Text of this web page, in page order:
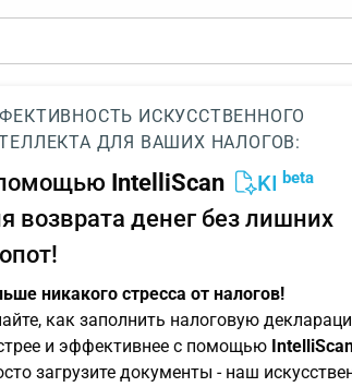
ИСКУССТВЕННОГО
ДЛЯ ВАШИХ НАЛОГОВ:
IntelliScan KI beta
возврата денег без лишних
никакого стресса от налогов!
как заполнить налоговую
и эффективнее с помощью
загрузите документы - наш